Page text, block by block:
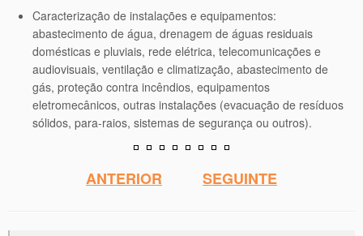
Caracterização de instalações e equipamentos:
abastecimento de água, drenagem de águas residuais
domésticas e pluviais, rede elétrica, telecomunicações e
audiovisuais, ventilação e climatização, abastecimento de
gás, proteção contra incêndios, equipamentos
eletromecânicos, outras instalações (evacuação de resíduos
sólidos, para-raios, sistemas de segurança ou outros).
ANTERIOR SEGUINTE